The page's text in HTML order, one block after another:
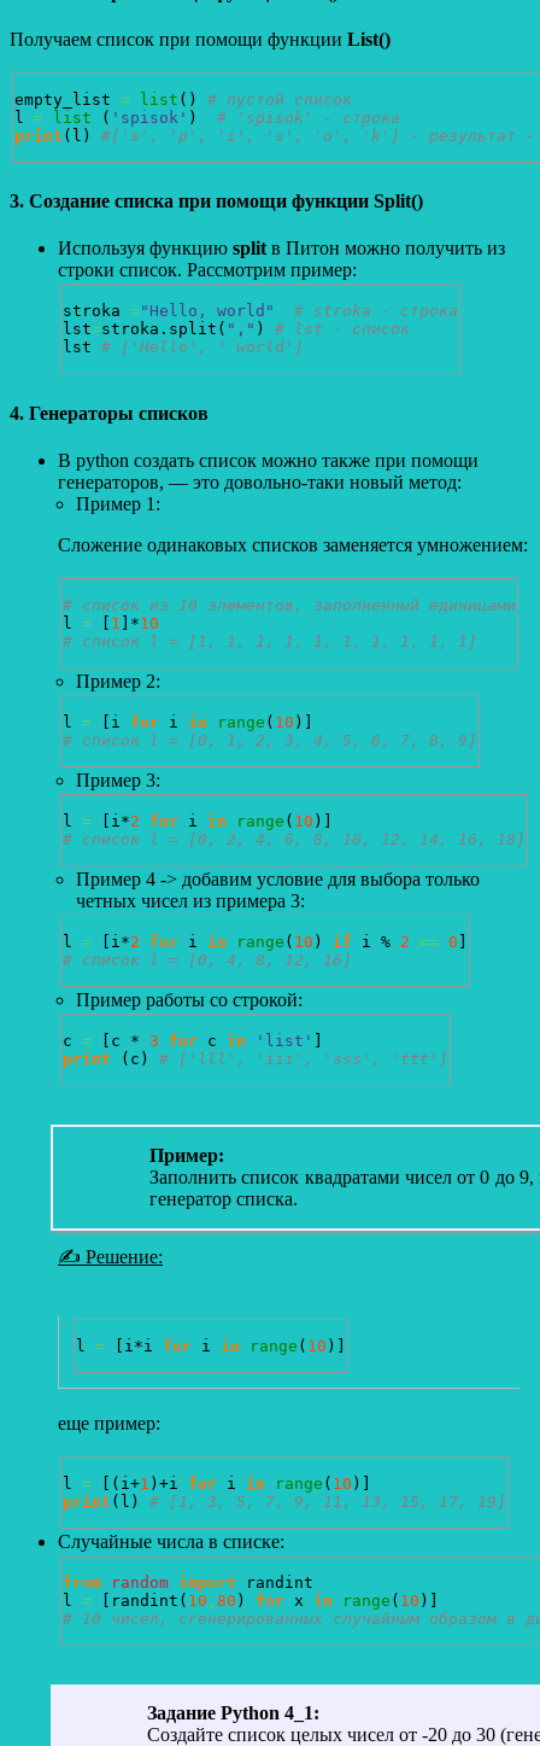
Получаем список при помощи функции List()
empty_list = list ( )
# пустой список
l = list ( 'spisok' )
# 'spisok' - строка
print ( l ) #['s', 'p', 'i', 's', 'o', 'k'] - результат -
3. Создание списка при помощи функции Split()
Используя функцию splitв Питон можно получить из
строки список. Рассмотрим пример:
stroka ="Hello, world"
# stroka - строка
lst=stroka. split ( "," )
# lst - список
lst # ['Hello', ' world']
4. Генераторы списков
В python создать список можно также при помощи
генераторов, — это довольно-таки новый метод:
Пример 1:
Сложение одинаковых списков заменяется умножением:
# список из 10 элементов, заполненный единицами
l = 1 *10
# список l = [1, 1, 1, 1, 1, 1, 1, 1, 1, 1]
Пример 2:
l = i for i in range ( 10 )
# список l = [0, 1, 2, 3, 4, 5, 6, 7, 8, 9]
Пример 3:
l = i*2 for i in range ( 10 )
# список l = [0, 2, 4, 6, 8, 10, 12, 14, 16, 18]
Пример 4 -> добавим условие для выбора только
четных чисел из примера 3:
l = i*2 for i in range ( 10 ) if i % 2 == 0
# список l = [0, 4, 8, 12, 16]
Пример работы со строкой:
c = c * 3 for c in 'list'
print
( c ) # ['lll', 'iii', 'sss', 'ttt']
Пример:
Заполнить список квадратами чисел от 0 до 9,
генератор списка.
✍ Решение:
l = i*i for i in range ( 10 )
еще пример:
l = ( i+1 ) +i for i in range ( 10 )
print ( l ) # [1, 3, 5, 7, 9, 11, 13, 15, 17, 19]
Случайные числа в списке:
from random import randint
l = randint ( 10 , 80 ) for x in range ( 10 )
# 10 чисел, сгенерированных случайным образом в
Задание Python 4_1:
Создайте список целых чисел от -20 до 30